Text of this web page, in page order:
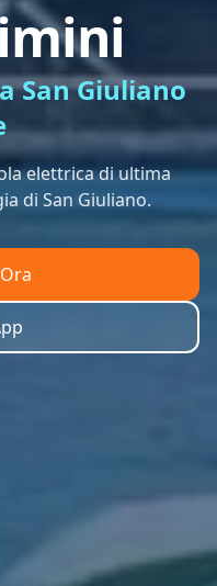
San Giuliano
elettrica di ultima
di San Giuliano.